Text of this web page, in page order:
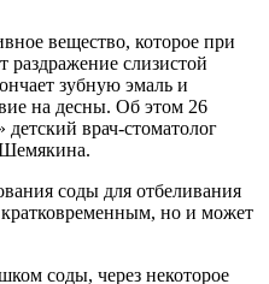
вещество, которое при
раздражение слизистой
зубную эмаль и
на десны. Об этом 26
детский врач-стоматолог
соды для отбеливания
кратковременным, но и может
соды, через некоторое